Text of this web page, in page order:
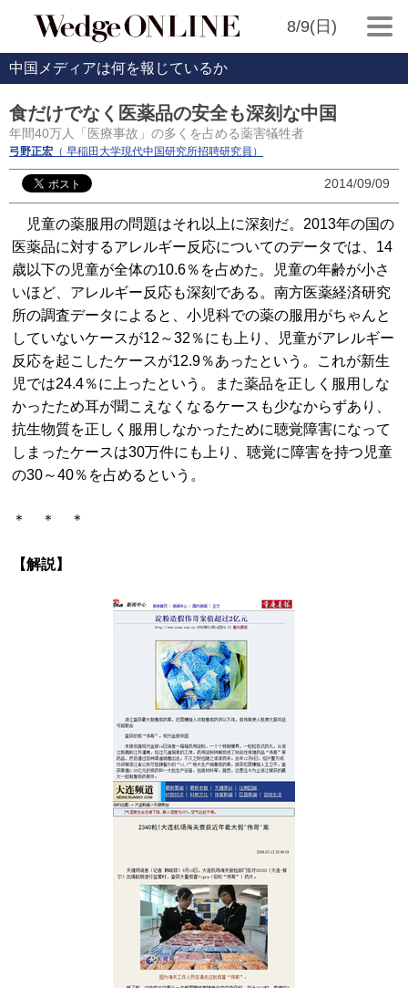
8/9(日)
中国メディアは何を報じているか
食だけでなく医薬品の安全も深刻な中国
年間40万人「医療事故」の多くを占める薬害犠牲者
弓野正宏 （ 早稲田大学現代中国研究所招聘研究員）
2014/09/09
児童の薬服用の問題はそれ以上に深刻だ。2013年の国の
医薬品に対するアレルギー反応についてのデータでは、14
歳以下の児童が全体の10.6％を占めた。児童の年齢が小さ
いほど、アレルギー反応も深刻である。南方医薬経済研究
所の調査データによると、小児科での薬の服用がちゃんと
していないケースが12～32％にも上り、児童がアレルギー
反応を起こしたケースが12.9％あったという。これが新生
児では24.4％に上ったという。また薬品を正しく服用しな
かったため耳が聞こえなくなるケースも少なからずあり、
抗生物質を正しく服用しなかったために聴覚障害になって
しまったケースは30万件にも上り、聴覚に障害を持つ児童
の30～40％を占めるという。
＊ ＊ ＊
【解説】